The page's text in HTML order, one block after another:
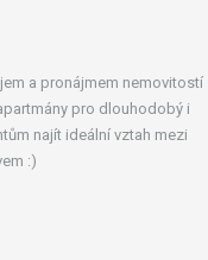
a pronájmem nemovitostí
pro dlouhodobý i
najít ideální vztah mezi
:)